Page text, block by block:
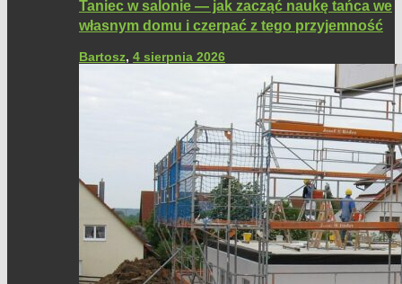
Taniec w salonie — jak zacząć naukę tańca we
własnym domu i czerpać z tego przyjemność
Bartosz, 4 sierpnia 2026